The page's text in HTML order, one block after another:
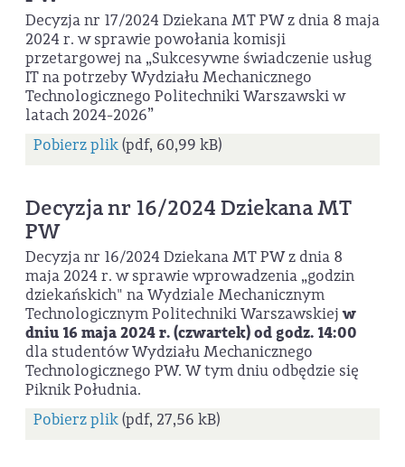
Decyzja nr 17/2024 Dziekana MT PW z dnia 8 maja
2024 r. w sprawie powołania komisji
przetargowej na „Sukcesywne świadczenie usług
IT na potrzeby Wydziału Mechanicznego
Technologicznego Politechniki Warszawski w
latach 2024-2026”
Pobierz plik(pdf, 60,99 kB)
Decyzja nr 16/2024 Dziekana MT
PW
Decyzja nr 16/2024 Dziekana MT PW z dnia 8
maja 2024 r. w sprawie wprowadzenia „godzin
dziekańskich" na Wydziale Mechanicznym
Technologicznym Politechniki Warszawskiejw
dniu 16 maja 2024 r. (czwartek) od godz. 14:00
dla studentów Wydziału Mechanicznego
Technologicznego PW. W tym dniu odbędzie się
Piknik Południa.
Pobierz plik(pdf, 27,56 kB)